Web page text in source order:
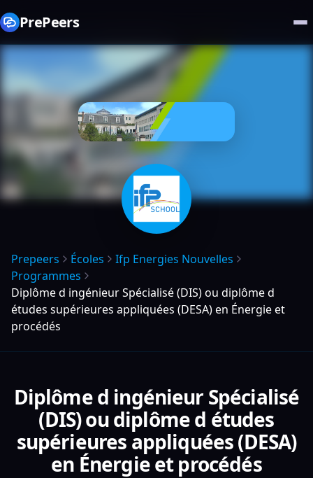
PrePeers
Prepeers Écoles
Ifp Energies Nouvelles
Programmes
Diplôme d ingénieur Spécialisé (DIS) ou diplôme d
études supérieures appliquées (DESA) en Énergie et
procédés
Diplôme d ingénieur Spécialisé
(DIS) ou diplôme d études
supérieures appliquées (DESA)
en Énergie et procédés